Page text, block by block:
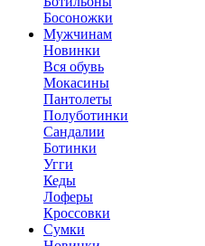
Босоножки
Мужчинам
Новинки
Вся обувь
Мокасины
Пантолеты
Полуботинки
Сандалии
Ботинки
Угги
Кеды
Лоферы
Кроссовки
Сумки